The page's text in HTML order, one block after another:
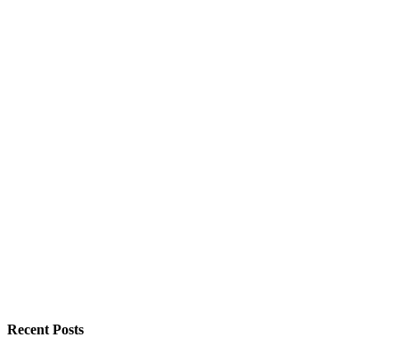
Recent Posts